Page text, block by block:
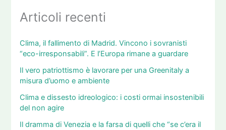
Articoli recenti
Clima, il fallimento di Madrid. Vincono i sovranisti
“eco-irresponsabili”. E l’Europa rimane a guardare
Il vero patriottismo è lavorare per una Greenitaly a
misura d’uomo e ambiente
Clima e dissesto idreologico: i costi ormai insostenibili
del non agire
Il dramma di Venezia e la farsa di quelli che “se c’era il